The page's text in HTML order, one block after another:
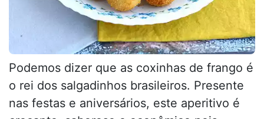
Podemos dizer que as coxinhas de frango é
o rei dos salgadinhos brasileiros. Presente
nas festas e aniversários, este aperitivo é